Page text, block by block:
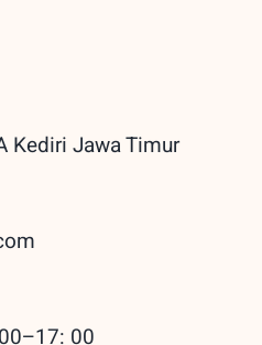
Kediri Jawa Timur
00